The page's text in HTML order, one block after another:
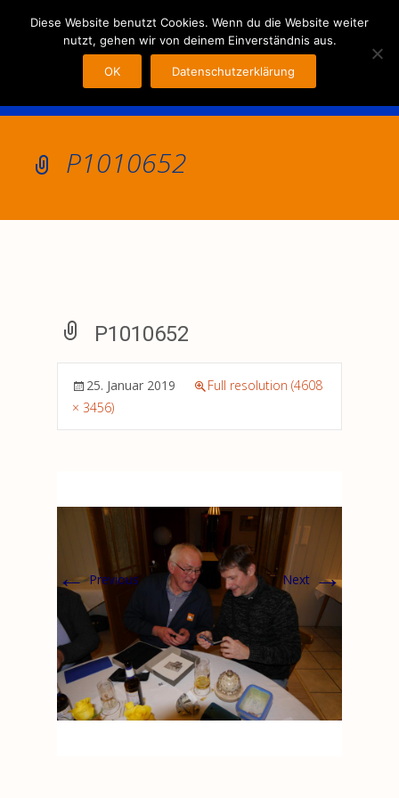
P1010652
P1010652
25. Januar 2019
Full resolution (4608
× 3456)
←Previous Next →
MENU
Diese Website benutzt Cookies. Wenn du die Website weiter
nutzt, gehen wir von deinem Einverständnis aus.
OK Datenschutzerklärung